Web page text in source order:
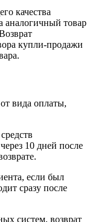
качества
аналогичный товар
купли-продажи
вида оплаты,
10 дней после
если был
сразу после
систем, возврат